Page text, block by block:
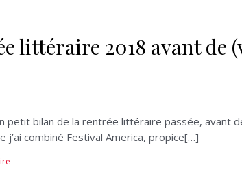
littéraire 2018 avant de
petit bilan de la rentrée littéraire passée, avant
combiné Festival America, propice[…]